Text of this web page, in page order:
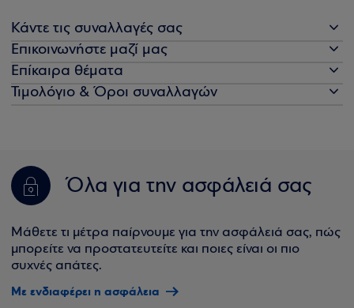
Κάντε τις συναλλαγές σας
Επικοινωνήστε μαζί μας
Επίκαιρα θέματα
Τιμολόγιο & Όροι συναλλαγών
Όλα για την ασφάλειά σας
Μάθετε τι μέτρα παίρνουμε για την ασφάλειά σας, πώς
μπορείτε να προστατευτείτε και ποιες είναι οι πιο
συχνές απάτες.
Με ενδιαφέρει η ασφάλεια